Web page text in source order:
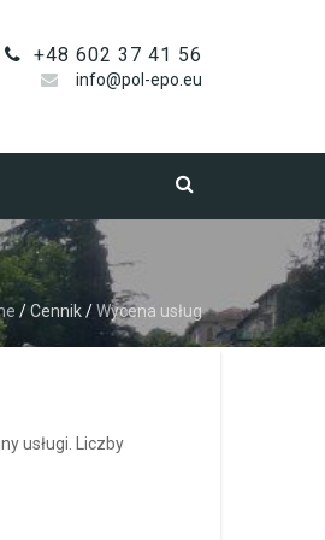
+48 602 37 41 56
info@pol-epo.eu
/Cennik/Wycena usług
usługi. Liczby